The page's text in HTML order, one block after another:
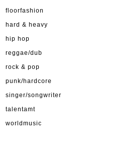
floorfashion
hard & heavy
hip hop
reggae/dub
rock & pop
punk/hardcore
singer/songwriter
talentamt
worldmusic